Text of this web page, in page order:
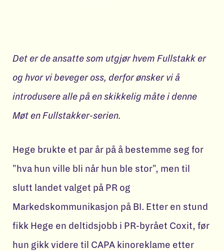
Det er de ansatte som utgjør hvem Fullstakk er
og hvor vi beveger oss, derfor ønsker vi å
introdusere alle på en skikkelig måte i denne
Møt en Fullstakker-serien.
Hege brukte et par år på å bestemme seg for
"hva hun ville bli når hun ble stor", men til
slutt landet valget på PR og
Markedskommunikasjon på BI. Etter en stund
fikk Hege en deltidsjobb i PR-byrået Coxit, før
hun gikk videre til CAPA kinoreklame etter